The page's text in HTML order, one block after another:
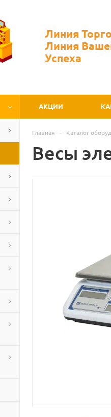
Линия
Линия
Успеха
АКЦИИ
Главная - Каталог
Весы